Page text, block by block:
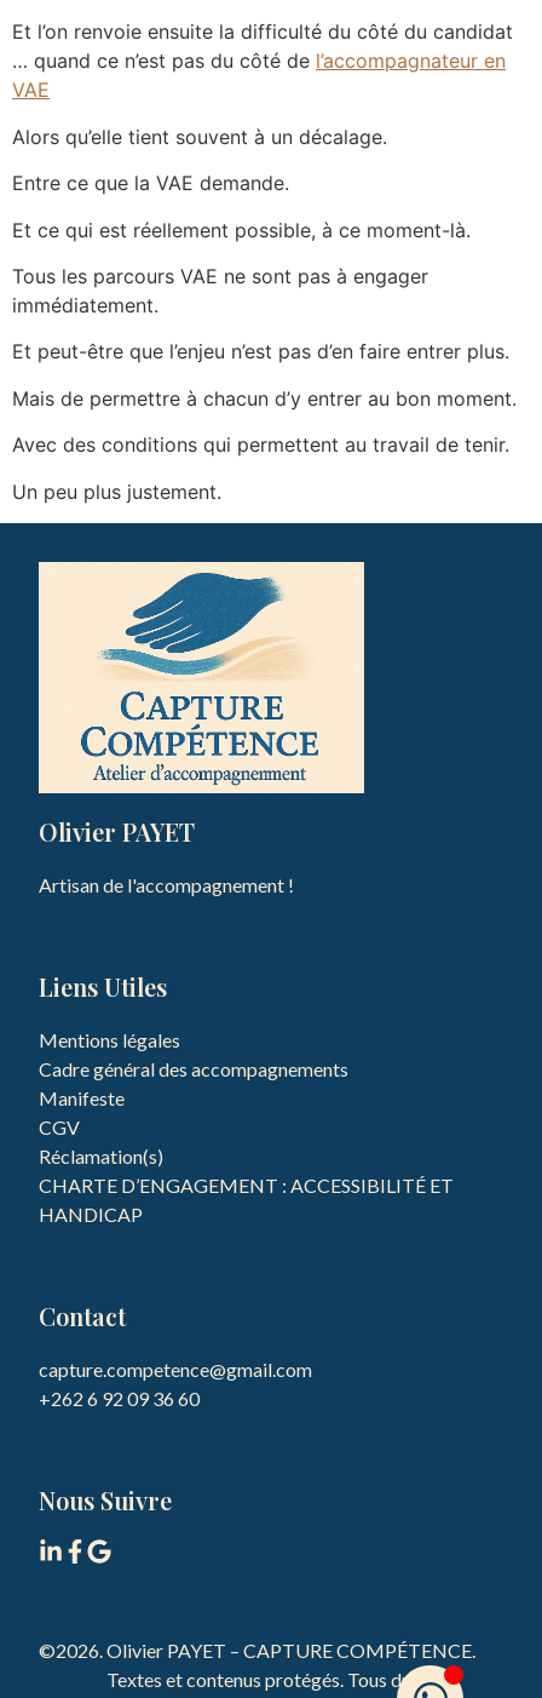
Et l’on renvoie ensuite la difficulté du côté du candidat
… quand ce n’est pas du côté de l’accompagnateur en
VAE
Alors qu’elle tient souvent à un décalage.
Entre ce que la VAE demande.
Et ce qui est réellement possible, à ce moment-là.
Tous les parcours VAE ne sont pas à engager
immédiatement.
Et peut-être que l’enjeu n’est pas d’en faire entrer plus.
Mais de permettre à chacun d’y entrer au bon moment.
Avec des conditions qui permettent au travail de tenir.
Un peu plus justement.
Olivier PAYET
Artisan de l'accompagnement !
Liens Utiles
Mentions légales
Cadre général des accompagnements
Manifeste
CGV
Réclamation(s)
CHARTE D’ENGAGEMENT : ACCESSIBILITÉ ET
HANDICAP
Contact
capture.competence@gmail.com
Nous Suivre
©2026. Olivier PAYET – CAPTURE COMPÉTENCE.
Textes et contenus protégés. Tous droits